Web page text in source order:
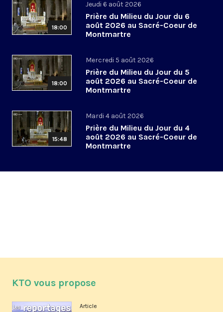
18:00
Jeudi 6 août 2026
Prière du Milieu du Jour du 6
août 2026 au Sacré-Coeur de
Montmartre
18:00
Mercredi 5 août 2026
Prière du Milieu du Jour du 5
août 2026 au Sacré-Coeur de
Montmartre
15:48
Mardi 4 août 2026
Prière du Milieu du Jour du 4
août 2026 au Sacré-Coeur de
Montmartre
KTO vous propose
Article